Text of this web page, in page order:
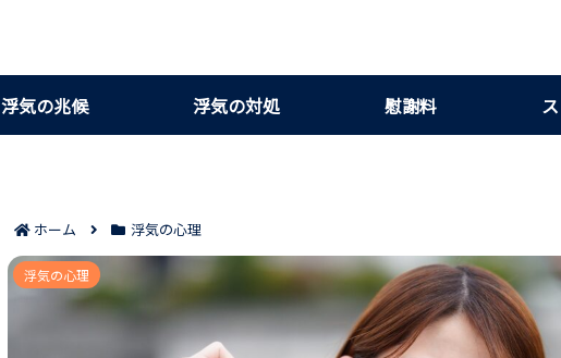
浮気の兆候 浮気の対処 慰謝料
ホーム 浮気の心理
浮気相手に毎日連絡する心理と見極めポイント7つ｜頻度だ
浮気の心理